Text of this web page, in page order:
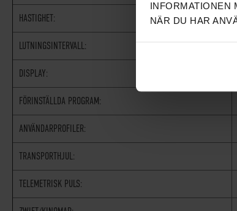
INFORMATIONEN
NÄR DU HAR
HASTIGHET:
LUTNINGSINTERVALL:
DISPLAY:
FÖRINSTÄLLDA PROGRAM:
ANVÄNDARPROFILER:
TRANSPORTHJUL:
TELEMETRISK PULS: